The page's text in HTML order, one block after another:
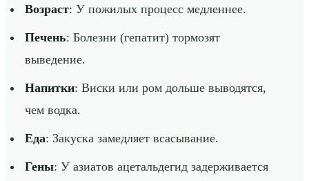
Возраст: У пожилых процесс медленнее.
Печень: Болезни (гепатит) тормозят
выведение.
Напитки: Виски или ром дольше выводятся,
чем водка.
Еда: Закуска замедляет всасывание.
Гены: У азиатов ацетальдегид задерживается